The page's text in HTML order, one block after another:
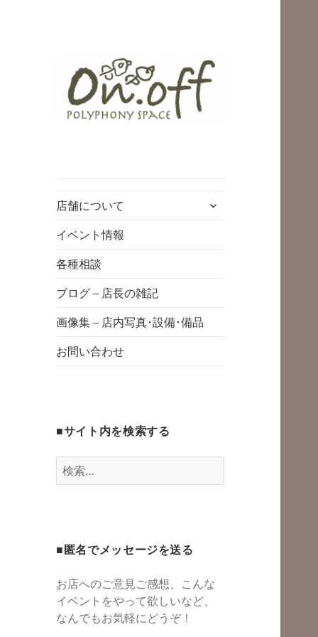
オフ | 子どもと一
緒にいながら自分
時間を*広島の託児
付きリフレッシュ
空間・コワーキン
グスペース・シェ
アスペース・レン
ュ*カフェのよう
にくつろぐ*親子イ
ベントも
店舗について
サ
展
開
イベント情報
各種相談
ブログ – 店長の雑記
画像集 – 店内写真･設備･備品
お問い合わせ
■サイト内を検索する
検
索:
■匿名でメッセージを送る
お店へのご意見ご感想、こんな
イベントをやって欲しいなど、
なんでもお気軽にどうぞ！